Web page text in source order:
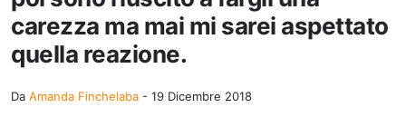
carezza ma mai mi sarei aspettato
quella reazione.
Da Amanda Finchelaba - 19 Dicembre 2018